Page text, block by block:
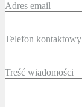
Adres email
Telefon kontaktowy
Treść wiadomości